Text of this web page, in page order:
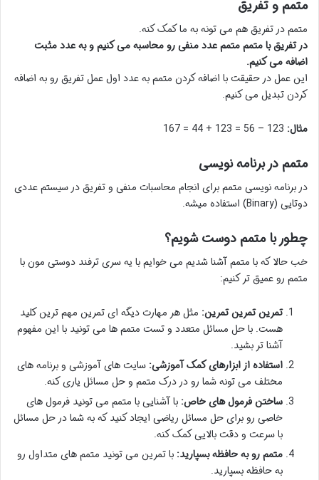
متمم و تفریق
متمم در تفریق هم می تونه به ما کمک کنه.
در تفریق با متمم متمم عدد منفی رو محاسبه می کنیم و به عدد مثبت
اضافه می کنیم.
این عمل در حقیقت با اضافه کردن متمم به عدد اول عمل تفریق رو به اضافه
کردن تبدیل می کنیم.
مثال:
متمم در برنامه نویسی
در برنامه نویسی متمم برای انجام محاسبات منفی و تفریق در سیستم عددی
دوتایی (Binary) استفاده میشه.
چطور با متمم دوست شویم؟
خب حالا که با متمم آشنا شدیم می خوایم با یه سری ترفند دوستی مون با
متمم رو عمیق تر کنیم:
تمرین تمرین تمرین: مثل هر مهارت دیگه ای تمرین مهم ترین کلید
هست. با حل مسائل متعدد و تست متمم ها می تونید با این مفهوم
آشنا تر بشید.
استفاده از ابزارهای کمک آموزشی: سایت های آموزشی و برنامه های
مختلف می تونه شما رو در درک متمم و حل مسائل یاری کنه.
ساختن فرمول های خاص: با آشنایی با متمم می تونید فرمول های
خاصی رو برای حل مسائل ریاضی ایجاد کنید که به شما در حل مسائل
با سرعت و دقت بالایی کمک کنه.
متمم رو به حافظه بسپارید: با تمرین می تونید متمم های متداول رو
به حافظه بسپارید.